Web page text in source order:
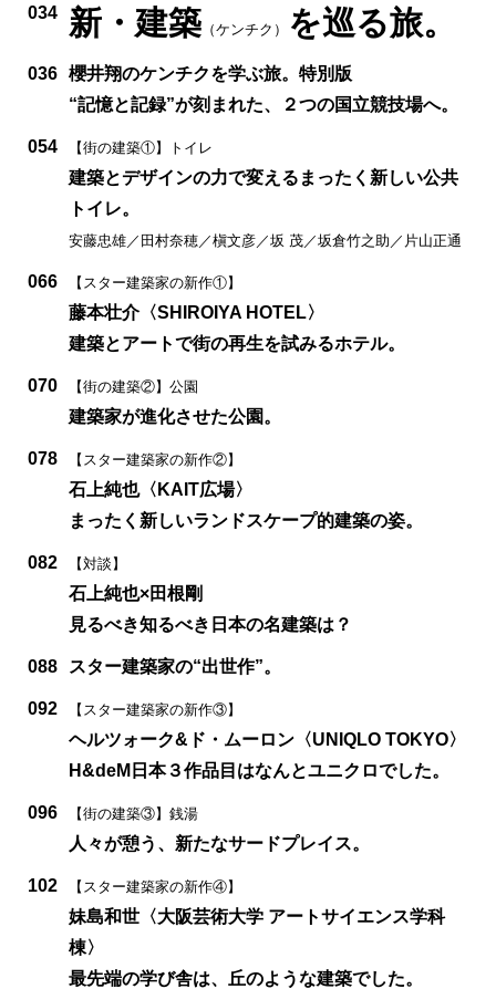
034
新・建築 （ケンチク） を巡る旅。
036 櫻井翔のケンチクを学ぶ旅。特別版
“記憶と記録”が刻まれた、２つの国立競技場へ。
054 【街の建築①】トイレ
建築とデザインの力で変えるまったく新しい公共
トイレ。
安藤忠雄／田村奈穂／槇文彦／坂 茂／坂倉竹之助／片山正通
066 【スター建築家の新作①】
藤本壮介〈SHIROIYA HOTEL〉
建築とアートで街の再生を試みるホテル。
070 【街の建築②】公園
建築家が進化させた公園。
078 【スター建築家の新作②】
石上純也〈KAIT広場〉
まったく新しいランドスケープ的建築の姿。
082 【対談】
石上純也×田根剛
見るべき知るべき日本の名建築は？
088 スター建築家の“出世作”。
092 【スター建築家の新作③】
ヘルツォーク&ド・ムーロン〈UNIQLO TOKYO〉
H&deM日本３作品目はなんとユニクロでした。
096 【街の建築③】銭湯
人々が憩う、新たなサードプレイス。
102 【スター建築家の新作④】
妹島和世〈大阪芸術大学 アートサイエンス学科
棟〉
最先端の学び舎は、丘のような建築でした。